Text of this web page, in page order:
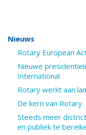
Nieuws
Rotary European
Nieuwe
International
Rotary werkt aan
De kern van Rotary
Steeds meer
en publiek te